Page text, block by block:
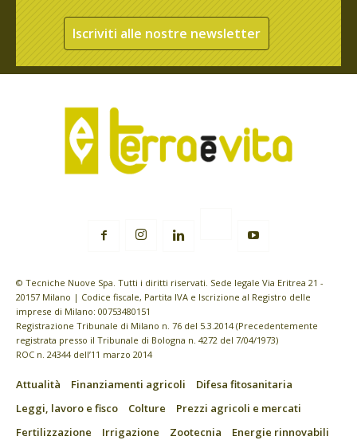
Iscriviti alle nostre newsletter
© Tecniche Nuove Spa. Tutti i diritti riservati. Sede legale Via Eritrea 21 -
20157 Milano | Codice fiscale, Partita IVA e Iscrizione al Registro delle
imprese di Milano: 00753480151
Registrazione Tribunale di Milano n. 76 del 5.3.2014 (Precedentemente
registrata presso il Tribunale di Bologna n. 4272 del 7/04/1973)
ROC n. 24344 dell’11 marzo 2014
Attualità Finanziamenti agricoli
Difesa fitosanitaria
Leggi, lavoro e fisco
Colture
Prezzi agricoli e mercati
Fertilizzazione
Irrigazione Zootecnia
Energie rinnovabili